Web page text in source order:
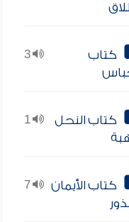
3
كتاب
1
كتاب النحل
7
كتاب الأيمان